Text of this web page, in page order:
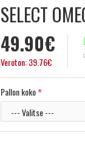
SELECT
49.90€
Veroton: 39.76€
Pallon koko